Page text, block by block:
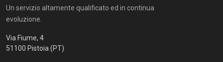
Un servizio altamente qualificato ed in continua
evoluzione.
Via Fiume, 4
51100 Pistoia (PT)